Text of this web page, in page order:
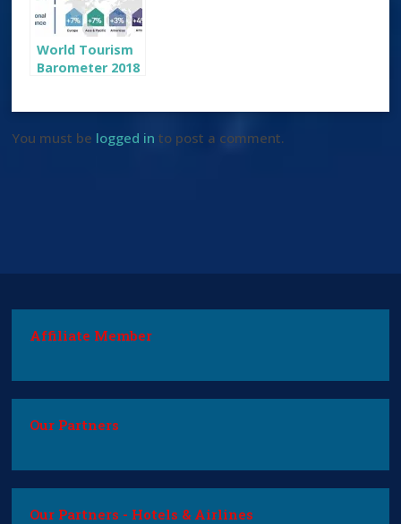
KSA
World Tourism
Barometer 2018
You must be logged in to post a comment.
Affiliate Member
Our Partners
Our Partners - Hotels & Airlines